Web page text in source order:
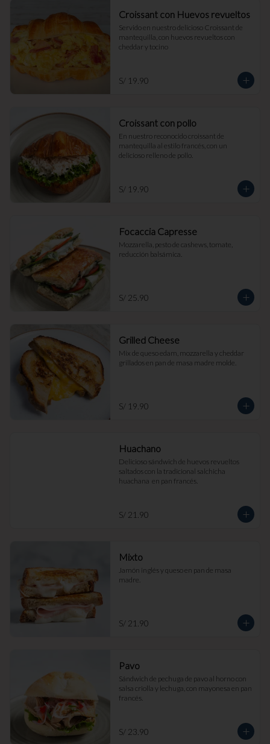
Croissant con Huevos revueltos
Servido en nuestro delicioso Croissant de
mantequilla, con huevos revueltos con
cheddar y tocino
S/ 19.90
Croissant con pollo
En nuestro reconocido croissant de
mantequilla al estilo francés, con un
delicioso relleno de pollo.
S/ 19.90
Focaccia Capresse
Mozzarella, pesto de cashews, tomate,
reducción balsámica.
S/ 25.90
Grilled Cheese
Mix de queso edam, mozzarella y cheddar
grillados en pan de masa madre molde.
S/ 19.90
Huachano
Delicioso sándwich de huevos revueltos
saltados con la tradicional salchicha
huachana  en pan francés.
S/ 21.90
Mixto
Jamón inglés y queso en pan de masa
madre.
S/ 21.90
Pavo
Sándwich de pechuga de pavo al horno con
salsa criolla y lechuga, con mayonesa en pan
francés.
S/ 23.90